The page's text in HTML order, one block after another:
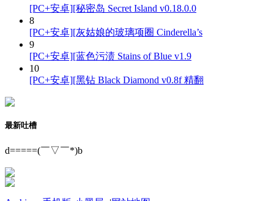
[PC+安卓][秘密岛 Secret Island v0.18.0.0
8
[PC+安卓][灰姑娘的玻璃项圈 Cinderella’s
9
[PC+安卓][蓝色污渍 Stains of Blue v1.9
10
[PC+安卓][黑钻 Black Diamond v0.8f 精翻
最新吐槽
d=====(￣▽￣*)b